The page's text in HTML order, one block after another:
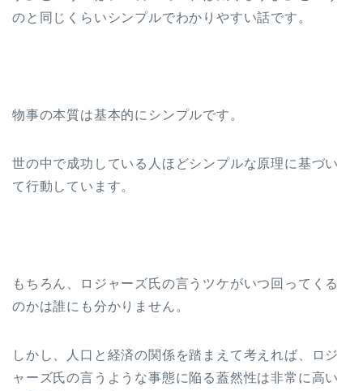
のと同じくらいシンプルでわかりやすい話です。
物事の本質は基本的にシンプルです。
世の中で成功している人ほどシンプルな原理に基づい
て行動しています。
もちろん、ロジャーズ氏の言うツケがいつ回ってくる
のかは誰にも分かりません。
しかし、人口と経済の関係を踏まえて考えれば、ロジ
ャーズ氏の言うような事態に陥る蓋然性は非常に高い